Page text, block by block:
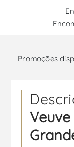
Promoções